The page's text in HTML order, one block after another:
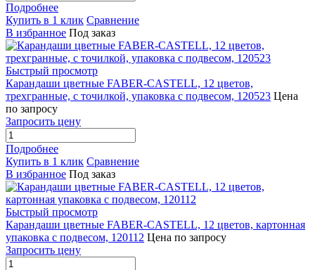
Подробнее
Купить в 1 клик Сравнение
В избранное Под заказ
Быстрый просмотр
Карандаши цветные FABER-CASTELL, 12 цветов,
трехгранные, с точилкой, упаковка с подвесом, 120523 Цена
по запросу
Запросить цену
Подробнее
Купить в 1 клик Сравнение
В избранное Под заказ
Быстрый просмотр
Карандаши цветные FABER-CASTELL, 12 цветов, картонная
упаковка с подвесом, 120112 Цена по запросу
Запросить цену